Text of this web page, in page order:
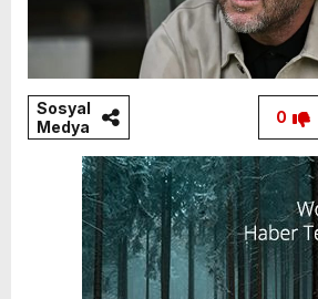
Sosyal
Medya
0